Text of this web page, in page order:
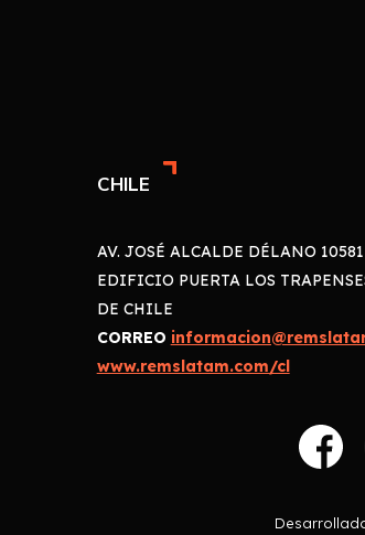
CHILE
AV. JOSÉ ALCALDE DÉLANO
EDIFICIO PUERTA LOS
DE CHILE
CORREO
www.remslatam.com/cl